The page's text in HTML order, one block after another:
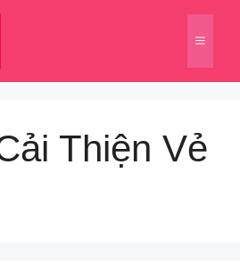
Menu
Thiện Vẻ